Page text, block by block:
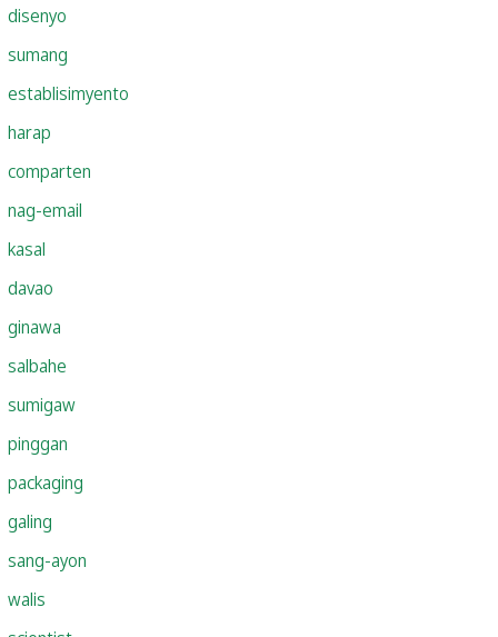
disenyo
sumang
establisimyento
harap
comparten
nag-email
kasal
davao
ginawa
salbahe
sumigaw
pinggan
packaging
galing
sang-ayon
walis